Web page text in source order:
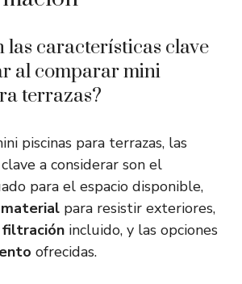
las características clave
al comparar mini
terrazas?
piscinas para terrazas, las
a considerar son el
para el espacio disponible,
para resistir exteriores,
filtración incluido, y las opciones
ofrecidas.